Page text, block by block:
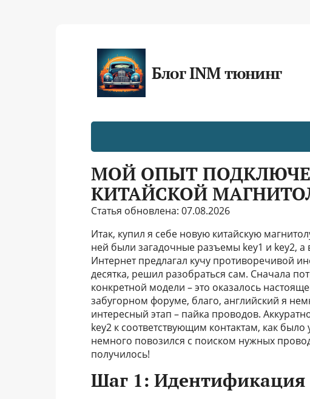
Блог INM тюнинг
МОЙ ОПЫТ
КИТАЙСКОЙ
Статья обновлена: 07.08.2026
Итак, купил я себе новую китайскую
ней были загадочные разъемы key1 и key2, а
Интернет предлагал кучу противоречивой
десятка, решил разобраться сам. Сначала
конкретной модели – это оказалось
забугорном форуме, благо, английский я
интересный этап – пайка проводов.
key2 к соответствующим контактам, как было
немного повозился с поиском нужных
получилось!
Шаг 1: Идентификация